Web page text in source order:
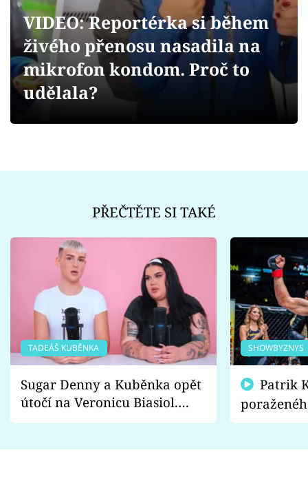
Videa
Sledujte prima+
VIDEO: Reportérka si během
živého přenosu nasadila na
mikrofon kondom. Proč to
udělala?
PŘEČTĚTE SI TAKÉ
TADEÁŠ KUBĚNKA
Sugar Denny a Kuběnka opět
útočí na Veronicu Biasiol.
Proč je podle nich falešná a
SHOWBYZNYS
fanoušci